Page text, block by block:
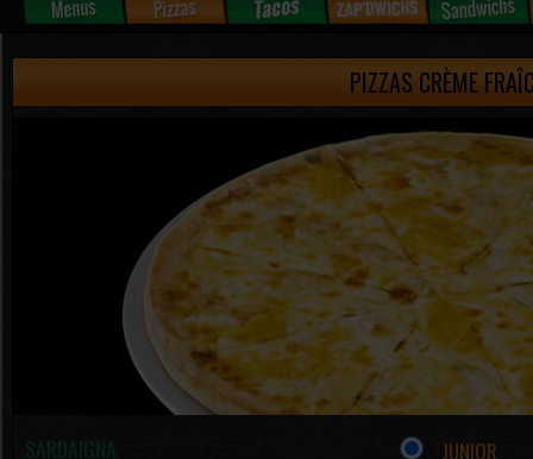
PIZZAS CRÈME
SARDAIGNA
JUNIOR